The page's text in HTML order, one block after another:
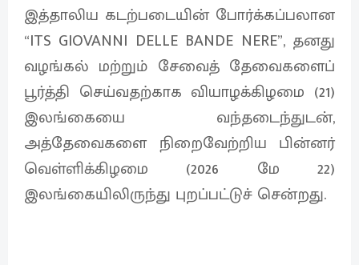
இத்தாலிய கடற்படையின் போர்க்கப்பலான
“ITS GIOVANNI DELLE BANDE NERE”, தனது
வழங்கல் மற்றும் சேவைத் தேவைகளைப்
பூர்த்தி செய்வதற்காக வியாழக்கிழமை (21)
இலங்கையை வந்தடைந்துடன்,
அத்தேவைகளை நிறைவேற்றிய பின்னர்
வெள்ளிக்கிழமை (2026 மே 22)
இலங்கையிலிருந்து புறப்பட்டுச் சென்றது.